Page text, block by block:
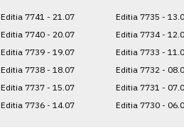
Editia 7741 - 21.07
Editia 7740 - 20.07
Editia 7739 - 19.07
Editia 7738 - 18.07
Editia 7737 - 15.07
Editia 7736 - 14.07
Editia 7735 -
Editia 7734 -
Editia 7733 -
Editia 7732 -
Editia 7731 -
Editia 7730 -